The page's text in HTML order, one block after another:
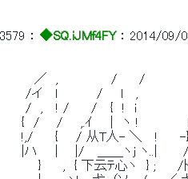
3579 ： ◆SQ.iJMf4FY ： 2014/09/
／　,　　　　　　/　　 /　　　　　
/イ　 l　　　　 /　　l　 ,　　 　 　
/　,　 ! /　　 /　 {　!　i　　　　　　
{　/ 　 /　　,.ｲ　　|　ヽ !　　　　　 l
!,/　　 {　　/ 从T人- ＼　 !　　 -
|ハ　　| 　 |/　 ＿＿ヽj ヽ..|　 　 /ｲ
}　　 ,　{ 下云ﾃ心ヽ　} ;　　 /ﾄ云